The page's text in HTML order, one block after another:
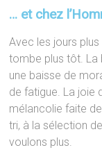
… et chez
Avec les jours
tombe plus tôt. La
une baisse de
de fatigue. La joie
mélancolie faite
tri, à la sélection
voulons plus.